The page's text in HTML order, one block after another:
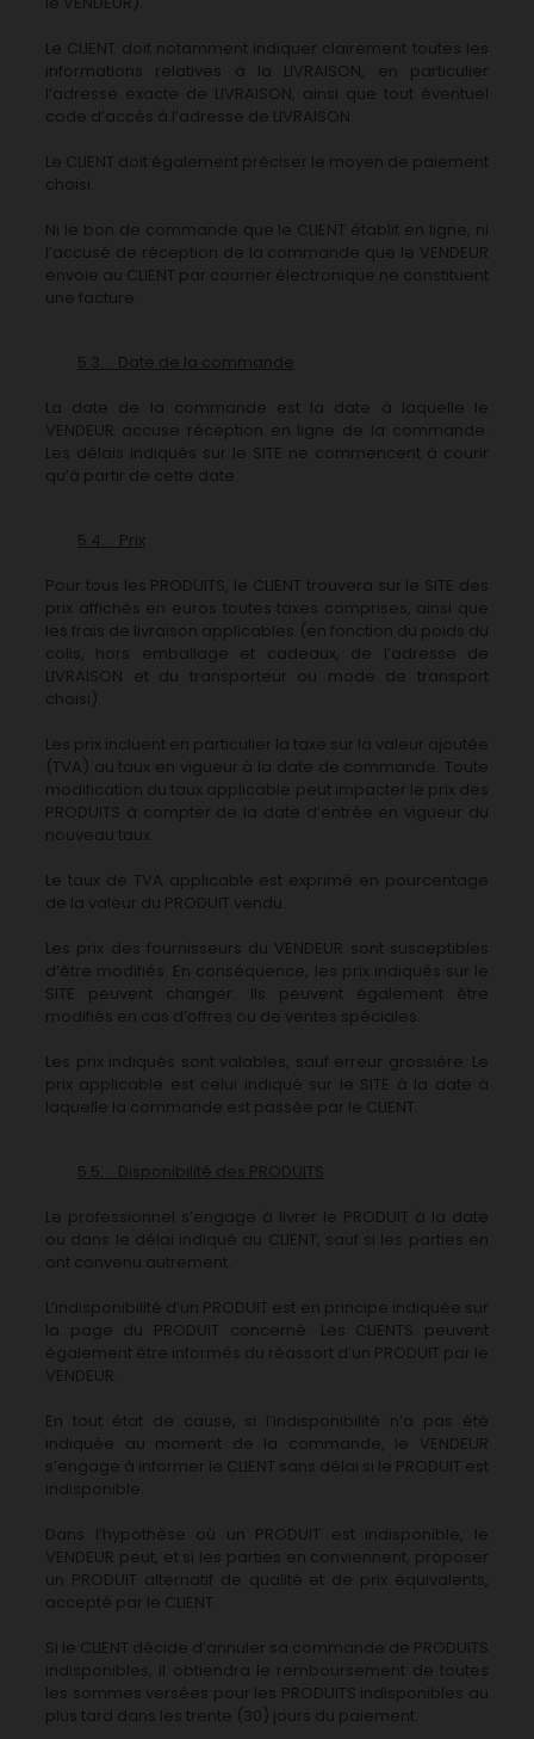
Le CLIENT doit notamment indiquer clairement toutes les
informations relatives à la LIVRAISON, en particulier
l’adresse exacte de LIVRAISON, ainsi que tout éventuel
code d’accès à l’adresse de LIVRAISON.
Le CLIENT doit également préciser le moyen de paiement
choisi.
Ni le bon de commande que le CLIENT établit en ligne, ni
l’accusé de réception de la commande que le VENDEUR
envoie au CLIENT par courrier électronique ne constituent
une facture.
5.3. Date de la commande
La date de la commande est la date à laquelle le
VENDEUR accuse réception en ligne de la commande.
Les délais indiqués sur le SITE ne commencent à courir
qu’à partir de cette date.
5.4. Prix
Pour tous les PRODUITS, le CLIENT trouvera sur le SITE des
prix affichés en euros toutes taxes comprises, ainsi que
les frais de livraison applicables (en fonction du poids du
colis, hors emballage et cadeaux, de l’adresse de
LIVRAISON et du transporteur ou mode de transport
choisi).
Les prix incluent en particulier la taxe sur la valeur ajoutée
(TVA) au taux en vigueur à la date de commande. Toute
modification du taux applicable peut impacter le prix des
PRODUITS à compter de la date d’entrée en vigueur du
nouveau taux.
Le taux de TVA applicable est exprimé en pourcentage
de la valeur du PRODUIT vendu.
Les prix des fournisseurs du VENDEUR sont susceptibles
d’être modifiés. En conséquence, les prix indiqués sur le
SITE peuvent changer. Ils peuvent également être
modifiés en cas d’offres ou de ventes spéciales.
Les prix indiqués sont valables, sauf erreur grossière. Le
prix applicable est celui indiqué sur le SITE à la date à
laquelle la commande est passée par le CLIENT.
5.5. Disponibilité des PRODUITS
Le professionnel s’engage à livrer le PRODUIT à la date
ou dans le délai indiqué au CLIENT, sauf si les parties en
ont convenu autrement.
L’indisponibilité d’un PRODUIT est en principe indiquée sur
la page du PRODUIT concerné. Les CLIENTS peuvent
également être informés du réassort d’un PRODUIT par le
VENDEUR.
En tout état de cause, si l’indisponibilité n’a pas été
indiquée au moment de la commande, le VENDEUR
s’engage à informer le CLIENT sans délai si le PRODUIT est
indisponible.
Dans l’hypothèse où un PRODUIT est indisponible, le
VENDEUR peut, et si les parties en conviennent, proposer
un PRODUIT alternatif de qualité et de prix équivalents,
accepté par le CLIENT.
Si le CLIENT décide d’annuler sa commande de PRODUITS
indisponibles, il obtiendra le remboursement de toutes
les sommes versées pour les PRODUITS indisponibles au
plus tard dans les trente (30) jours du paiement.